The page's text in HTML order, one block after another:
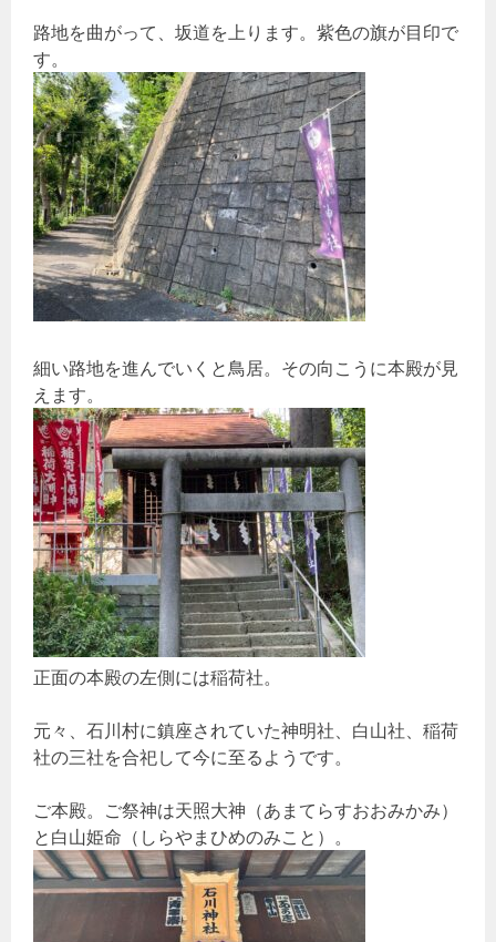
路地を曲がって、坂道を上ります。紫色の旗が目印で
す。
細い路地を進んでいくと鳥居。その向こうに本殿が見
えます。
正面の本殿の左側には稲荷社。
元々、石川村に鎮座されていた神明社、白山社、稲荷
社の三社を合祀して今に至るようです。
ご本殿。ご祭神は天照大神（あまてらすおおみかみ）
と白山姫命（しらやまひめのみこと）。